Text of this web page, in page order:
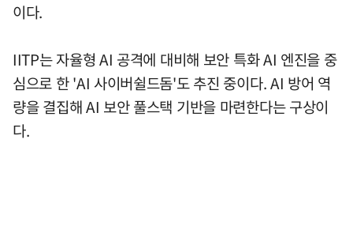
이다.
IITP는 자율형 AI 공격에 대비해 보안 특화 AI 엔진을 중
심으로 한 'AI 사이버쉴드돔'도 추진 중이다. AI 방어 역
량을 결집해 AI 보안 풀스택 기반을 마련한다는 구상이
다.